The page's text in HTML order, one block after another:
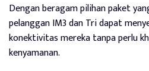
Dengan beragam pilihan paket
pelanggan IM3 dan Tri dapat
konektivitas mereka tanpa perlu
kenyamanan.